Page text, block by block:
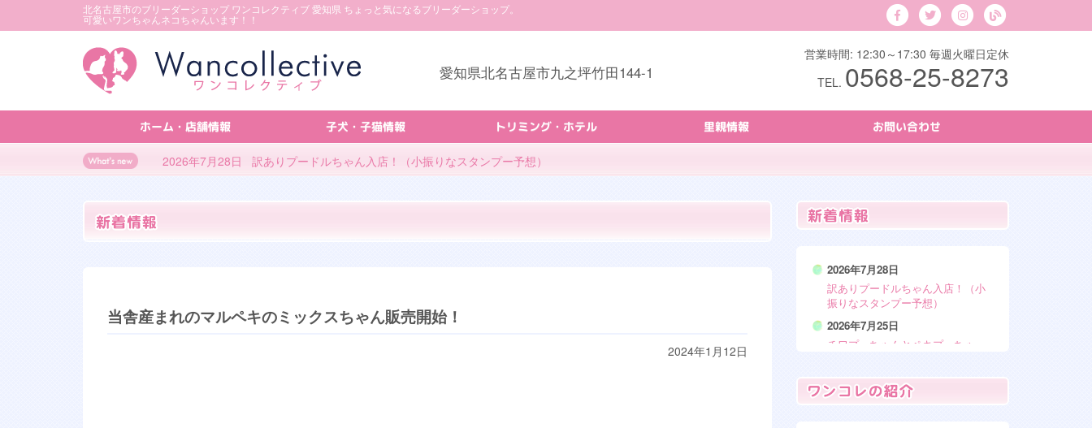
北名古屋市のブリーダーショップ ワンコレクティブ 愛知県 ちょっと気になるブリーダーショップ。
可愛いワンちゃんネコちゃんいます！！
愛知県北名古屋市九之坪竹田144-1
営業時間: 12:30～17:30 毎週火曜日定休
TEL. 0568-25-8273
ホーム・店舗情報 子犬・子猫情報 トリミング・ホテル 里親情報 お問い合わせ
2026年7月28日 訳ありプードルちゃん入店！（小振りなスタンプー予想）
当舎産まれのマルペキのミックスちゃん販売開始！
2024年1月12日
2026年7月28日
訳ありプードルちゃん入店！（小
振りなスタンプー予想）
2026年7月25日
チワプーちゃんとペキプーちゃ
2026年7月7日
フレンチブルドッグ女の子 残り2